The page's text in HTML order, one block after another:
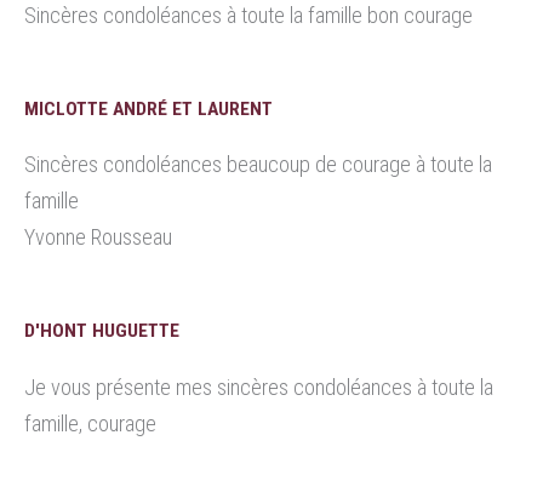
Sincères condoléances à toute la famille bon courage
MICLOTTE ANDRÉ ET LAURENT
Sincères condoléances beaucoup de courage à toute la
famille
Yvonne Rousseau
D'HONT HUGUETTE
Je vous présente mes sincères condoléances à toute la
famille, courage